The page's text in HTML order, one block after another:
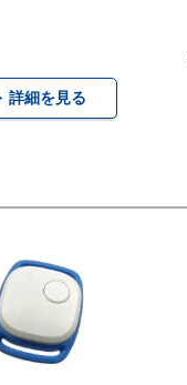
詳細を見る